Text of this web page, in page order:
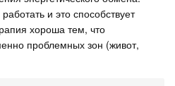
и это способствует
хороша тем, что
проблемных зон (живот,